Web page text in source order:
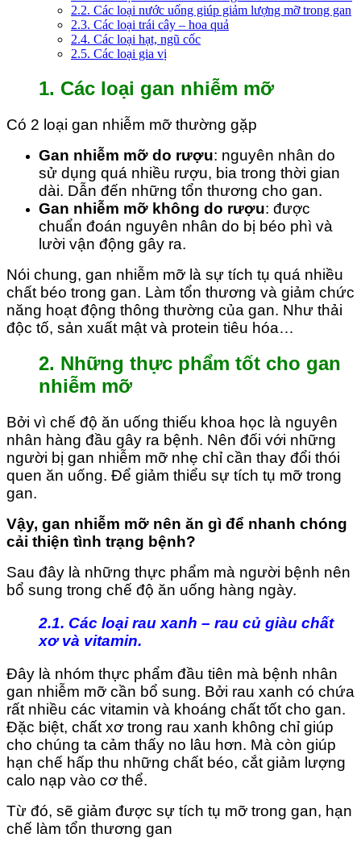
2.2. Các loại nước uống giúp giảm lượng mỡ trong gan
2.3. Các loại trái cây – hoa quả
2.4. Các loại hạt, ngũ cốc
2.5. Các loại gia vị
1. Các loại gan nhiễm mỡ
Có 2 loại gan nhiễm mỡ thường gặp
Gan nhiễm mỡ do rượu: nguyên nhân do
sử dụng quá nhiều rượu, bia trong thời gian
dài. Dẫn đến những tổn thương cho gan.
Gan nhiễm mỡ không do rượu: được
chuẩn đoán nguyên nhân do bị béo phì và
lười vận động gây ra.
Nói chung, gan nhiễm mỡ là sự tích tụ quá nhiều
chất béo trong gan. Làm tổn thương và giảm chức
năng hoạt động thông thường của gan. Như thải
độc tố, sản xuất mật và protein tiêu hóa…
2. Những thực phẩm tốt cho gan
nhiễm mỡ
Bởi vì chế độ ăn uống thiếu khoa học là nguyên
nhân hàng đầu gây ra bệnh. Nên đối với những
người bị gan nhiễm mỡ nhẹ chỉ cần thay đổi thói
quen ăn uống. Để giảm thiểu sự tích tụ mỡ trong
gan.
Vậy, gan nhiễm mỡ nên ăn gì để nhanh chóng
cải thiện tình trạng bệnh?
Sau đây là những thực phẩm mà người bệnh nên
bổ sung trong chế độ ăn uống hàng ngày.
2.1. Các loại rau xanh – rau củ giàu chất
xơ và vitamin.
Đây là nhóm thực phẩm đầu tiên mà bệnh nhân
gan nhiễm mỡ cần bổ sung. Bởi rau xanh có chứa
rất nhiều các vitamin và khoáng chất tốt cho gan.
Đặc biệt, chất xơ trong rau xanh không chỉ giúp
cho chúng ta cảm thấy no lâu hơn. Mà còn giúp
hạn chế hấp thu những chất béo, cắt giảm lượng
calo nạp vào cơ thể.
Từ đó, sẽ giảm được sự tích tụ mỡ trong gan, hạn
chế làm tổn thương gan